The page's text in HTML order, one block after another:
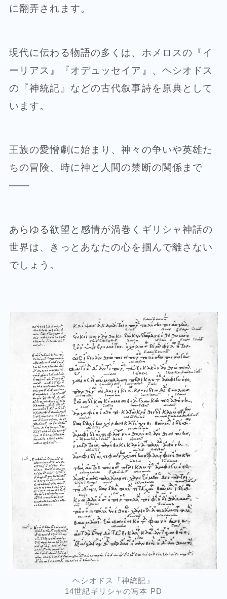
に翻弄されます。
現代に伝わる物語の多くは、ホメロスの『イ
ーリアス』『オデュッセイア』、ヘシオドス
の『神統記』などの古代叙事詩を原典として
います。
王族の愛憎劇に始まり、神々の争いや英雄た
ちの冒険、時に神と人間の禁断の関係まで
——
あらゆる欲望と感情が渦巻くギリシャ神話の
世界は、きっとあなたの心を掴んで離さない
でしょう。
ヘシオドス『神統記』
14世紀ギリシャの写本 PD